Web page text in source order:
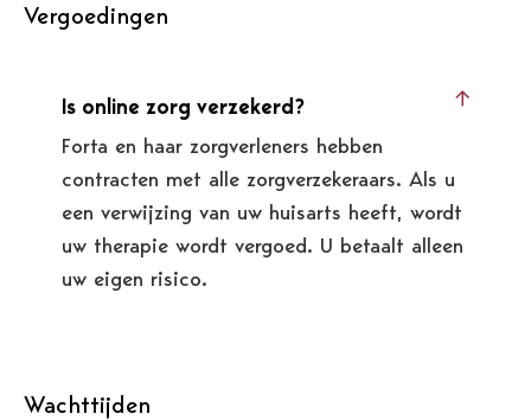
Vergoedingen
Is online zorg verzekerd?
Forta en haar zorgverleners hebben
contracten met alle zorgverzekeraars. Als u
een verwijzing van uw huisarts heeft, wordt
uw therapie wordt vergoed. U betaalt alleen
uw eigen risico.
Wachttijden